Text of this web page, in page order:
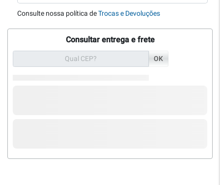
Consulte nossa política deTrocas e Devoluções
Consultar entrega e frete
OK